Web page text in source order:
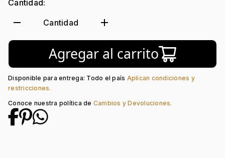
Cantidad:
remove Cantidad add
Agregar al carrito
Disponible para entrega: Todo el país Aplican condiciones y
restricciones.
Conoce nuestra política de Cambios y Devoluciones.